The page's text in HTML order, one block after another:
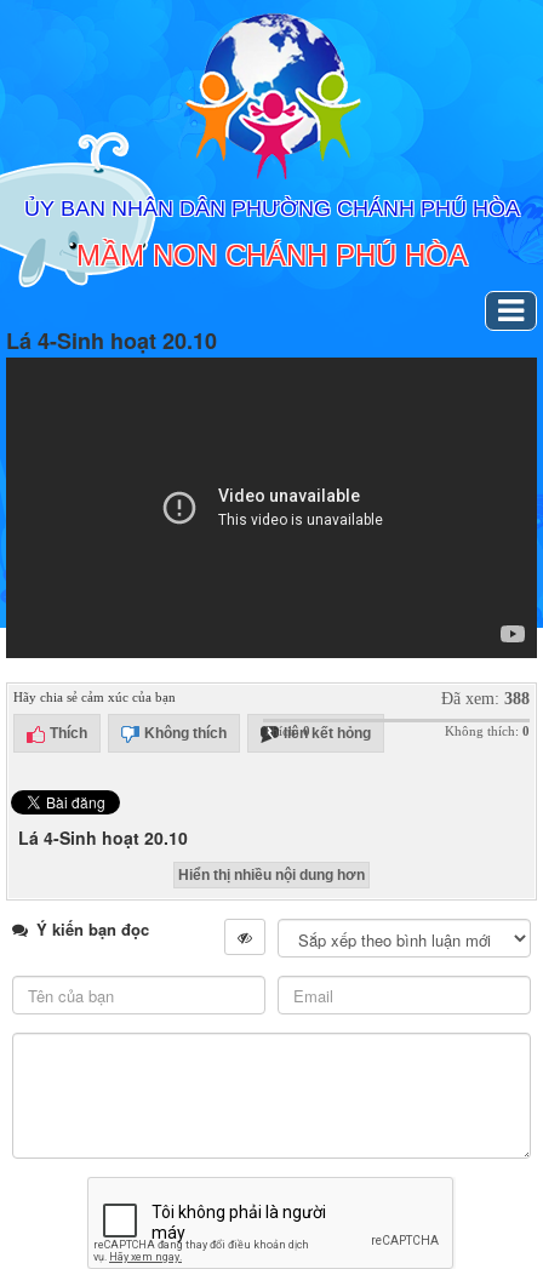
ỦY BAN NHÂN DÂN PHƯỜNG CHÁNH PHÚ HÒA
MẦM NON CHÁNH PHÚ HÒA
Lá 4-Sinh hoạt 20.10
Hãy chia sẻ cảm xúc của bạn
Thích Không thích liên kết hỏng
Đã xem: 388
Thích:0 Không thích: 0
Lá 4-Sinh hoạt 20.10
Hiển thị nhiều nội dung hơn
Ý kiến bạn đọc